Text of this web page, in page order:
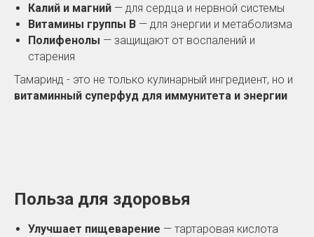
Калий и магний — для сердца и нервной системы
Витамины группы B — для энергии и метаболизма
Полифенолы — защищают от воспалений и
старения
Тамаринд - это не только кулинарный ингредиент, но и
витаминный суперфуд для иммунитета и энергии
Польза для здоровья
Улучшает пищеварение — тартаровая кислота